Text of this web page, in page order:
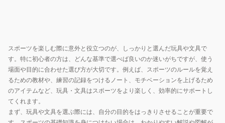
スポーツを楽しむ際に意外と役立つのが、しっかりと選んだ玩具や文具で
す。特に初心者の方は、どんな基準で選べば良いのか迷いがちですが、使う
場面や目的に合わせた選び方が大切です。例えば、スポーツのルールを覚え
るための教材や、練習の記録をつけるノート、モチベーションを上げるため
のアイテムなど、玩具・文具はスポーツをより楽しく、効率的にサポートし
てくれます。
まず、玩具や文具を選ぶ際には、自分の目的をはっきりさせることが重要で